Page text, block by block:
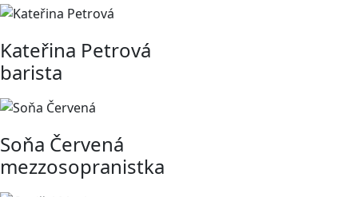
Kateřina Petrová
barista
Soňa Červená
mezzosopranistka